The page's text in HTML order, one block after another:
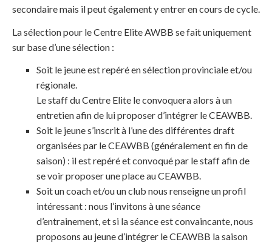
secondaire mais il peut également y entrer en cours de cycle.
La sélection pour le Centre Elite AWBB se fait uniquement
sur base d’une sélection :
Soit le jeune est repéré en sélection provinciale et/ou
régionale.
Le staff du Centre Elite le convoquera alors à un
entretien afin de lui proposer d’intégrer le CEAWBB.
Soit le jeune s’inscrit à l’une des différentes draft
organisées par le CEAWBB (généralement en fin de
saison) : il est repéré et convoqué par le staff afin de
se voir proposer une place au CEAWBB.
Soit un coach et/ou un club nous renseigne un profil
intéressant : nous l’invitons à une séance
d’entrainement, et si la séance est convaincante, nous
proposons au jeune d’intégrer le CEAWBB la saison